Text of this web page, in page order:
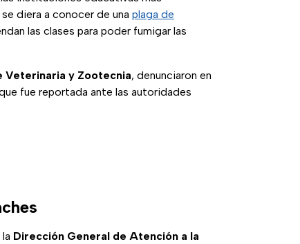
diera a conocer de una plaga de
las clases para poder fumigar las
Veterinaria y Zootecnia, denunciaron en
fue reportada ante las autoridades
Dirección General de Atención a la